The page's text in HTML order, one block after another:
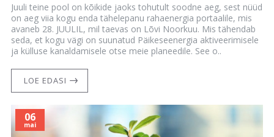
Juuli teine pool on kõikide jaoks tohutult soodne aeg, sest nüüd
on aeg viia kogu enda tähelepanu rahaenergia portaalile, mis
avaneb 28. JUULIL, mil taevas on Lõvi Noorkuu. Mis tähendab
seda, et kogu vägi on suunatud Päikeseenergia aktiveerimisele
ja külluse kanaldamisele otse meie planeedile. See o..
LOE EDASI
06
mai